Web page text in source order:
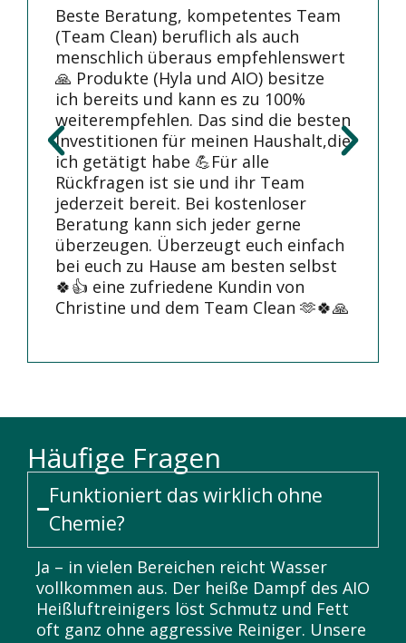
Beste Beratung, kompetentes Team
(Team Clean) beruflich als auch
menschlich überaus empfehlenswert
🙏 Produkte (Hyla und AIO) besitze
ich bereits und kann es zu 100%
weiterempfehlen. Das sind die besten
Investitionen für meinen Haushalt,die
ich getätigt habe 💪Für alle
Rückfragen ist sie und ihr Team
jederzeit bereit. Bei kostenloser
Beratung kann sich jeder gerne
überzeugen. Überzeugt euch einfach
bei euch zu Hause am besten selbst
🍀👍 eine zufriedene Kundin von
Christine und dem Team Clean 🫶🍀🙏
Häufige Fragen
Funktioniert das wirklich ohne
Chemie?
Ja – in vielen Bereichen reicht Wasser
vollkommen aus. Der heiße Dampf des AIO
Heißluftreinigers löst Schmutz und Fett
oft ganz ohne aggressive Reiniger. Unsere